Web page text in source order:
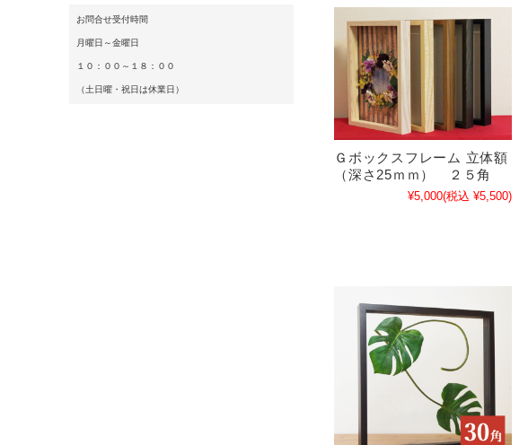
Ｇボックスフレーム 立体額
（深さ25ｍｍ） ２５角
¥5,000(税込 ¥5,500)
お問合せ受付時間
月曜日～金曜日
１０：００～１８：００
（土日曜・祝日は休業日）